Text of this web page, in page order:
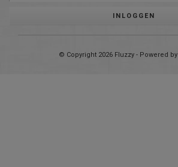
INLOGGEN
© Copyright 2026 Fluzzy - Powered by